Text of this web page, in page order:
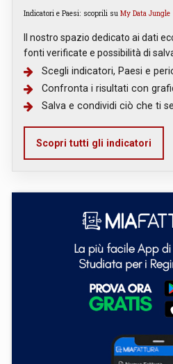
Indicatori e Paesi: scoprili su My Data Jungle
Il nostro spazio dedicato ai dati
fonti verificate e possibilità di
Scegli indicatori, Paesi e
Confronta i risultati con
Salva e condividi ciò che ti
Scopri tutti gli indicatori